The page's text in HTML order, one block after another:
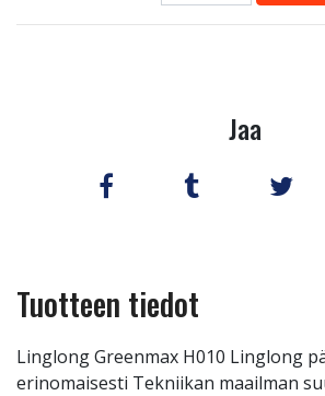
Jaa
Tuotteen tiedot
Linglong Greenmax H010 Linglong
erinomaisesti Tekniikan maailman